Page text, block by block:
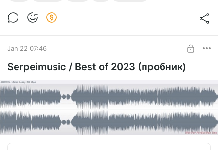
Best of SERPEIMUSIC 2024
Jan 22 07:46
Serpeimusic / Best of 2023 (пробник)